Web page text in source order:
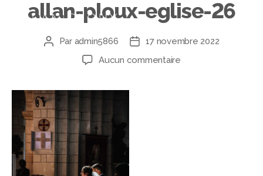
allan-ploux-eglise-26
Par admin5866
17 novembre 2022
Aucun commentaire